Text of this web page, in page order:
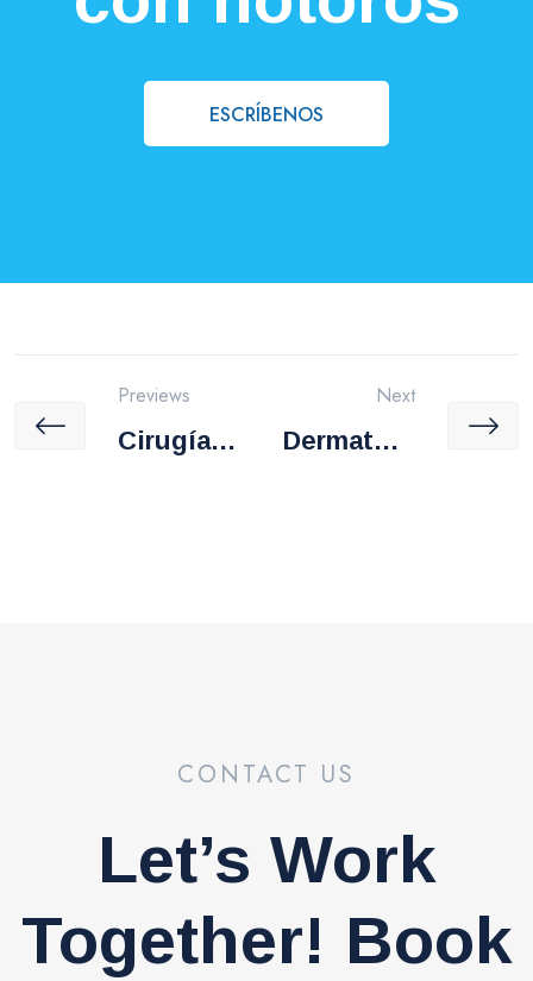
ESCRÍBENOS
Previews
Cirugía
Next
Dermatolo
CONTACT US
Let’s Work
Together! Book